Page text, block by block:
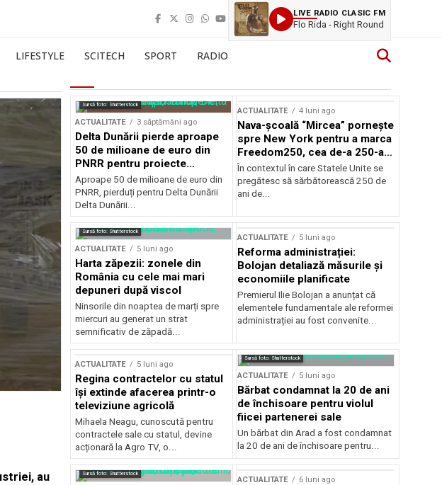
LIVE RADIO CLASIC FM
Flo Rida - Right Round
LIFESTYLE SCITECH SPORT RADIO
au
Sursă foto: Shutterstock
ACTUALITATE 3 săptămâni ago
Delta Dunării pierde aproape
50 de milioane de euro din
PNRR pentru proiecte
esențiale
Aproape 50 de milioane de euro din
PNRR, pierduți pentru Delta Dunării
Delta Dunării...
ACTUALITATE 4 luni ago
Nava-școală “Mircea” pornește
spre New York pentru a marca
Freedom250, cea de-a 250-a
aniversare a Statelor Unite
În contextul în care Statele Unite se
pregătesc să sărbătorească 250 de
ani de...
Sursă foto: Shutterstock
ACTUALITATE 5 luni ago
Harta zăpezii: zonele din
România cu cele mai mari
depuneri după viscol
Ninsorile din noaptea de marți spre
miercuri au generat un strat
semnificativ de zăpadă...
ACTUALITATE 5 luni ago
Reforma administrației:
Bolojan detaliază măsurile și
economiile planificate
Premierul Ilie Bolojan a anunțat că
elementele fundamentale ale reformei
administrației au fost convenite...
ACTUALITATE 5 luni ago
Regina contractelor cu statul
își extinde afacerea printr-o
televiziune agricolă
Mihaela Neagu, cunoscută pentru
contractele sale cu statul, devine
acționară la Agro TV, o...
Sursă foto: Shutterstock
ACTUALITATE 5 luni ago
Bărbat condamnat la 20 de ani
de închisoare pentru violul
fiicei partenerei sale
Un bărbat din Arad a fost condamnat
la 20 de ani de închisoare pentru...
Sursă foto: Shutterstock
ACTUALITATE 6 luni ago